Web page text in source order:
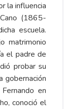
la influencia
(1865-
escuela.
matrimonio
el padre de
probar su
gobernación
en
conoció el